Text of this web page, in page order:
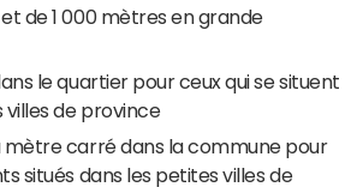
de 1 000 mètres en grande
le quartier pour ceux qui se situent
villes de province
mètre carré dans la commune pour
situés dans les petites villes de